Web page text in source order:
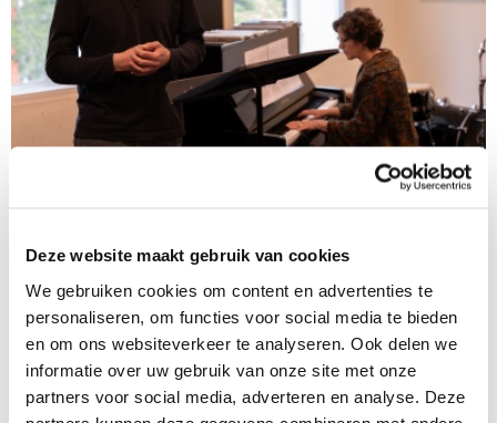
Deze website maakt gebruik van cookies
We gebruiken cookies om content en advertenties te
personaliseren, om functies voor social media te bieden
en om ons websiteverkeer te analyseren. Ook delen we
informatie over uw gebruik van onze site met onze
partners voor social media, adverteren en analyse. Deze
zanglessen SKVR Rotterdam
29 april
Met een masterclass zang sloot Cora Schmeiser samen
met haar zangleerlingen haar carrière als zangdocent
bij SKVR af. Op 1 mei stopt SKVR met de individuele
muziek- en zanglessen in de eigen tijd in Rotterdam. Een